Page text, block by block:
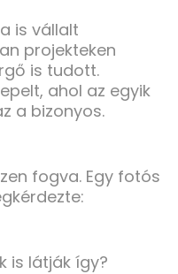
is vállalt
projekteken
is tudott.
ahol az egyik
a bizonyos.
fogva. Egy fotós
is látják így?